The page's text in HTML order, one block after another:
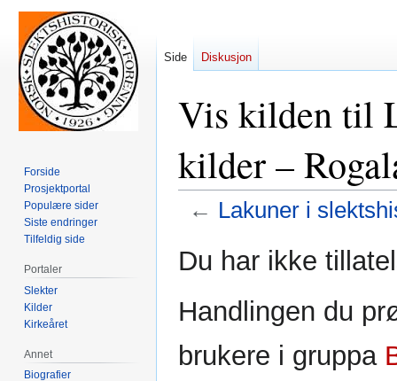
Vis kilden til
kilder –
← Lakuner i
til
til
Du har ikke
Handlingen du
brukere i gruppa
Side Diskusjon
Forside
Prosjektportal
Populære sider
Siste endringer
Tilfeldig side
Portaler
Slekter
Kilder
Kirkeåret
Annet
Biografier